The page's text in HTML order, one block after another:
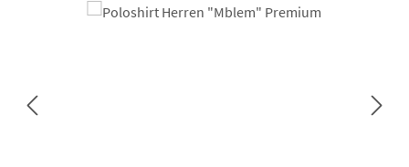
Bildergalerie überspringen